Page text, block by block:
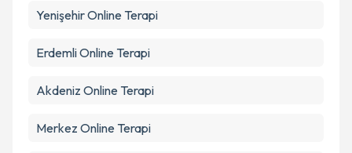
YenişehirOnline Terapi
ErdemliOnline Terapi
Akdeniz Online Terapi
Merkez Online Terapi